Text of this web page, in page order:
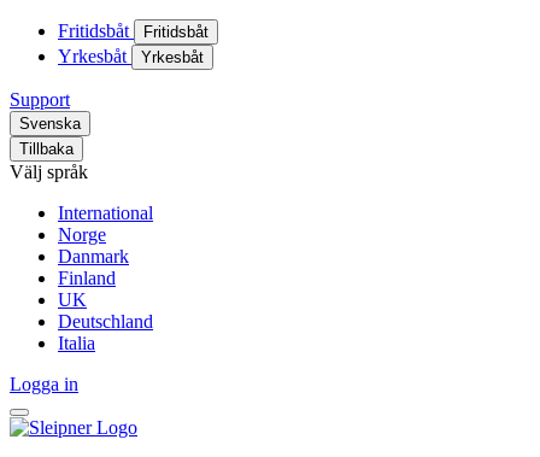
Fritidsbåt Fritidsbåt
Yrkesbåt Yrkesbåt
Support
Svenska
Tillbaka
Välj språk
International
Norge
Danmark
Finland
UK
Deutschland
Italia
Logga in